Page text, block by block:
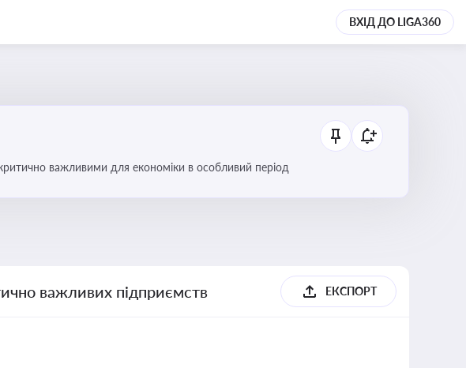
ВХІД ДО LIGA360
важливими для економіки в особливий період
важливих підприємств ЕКСПОРТ